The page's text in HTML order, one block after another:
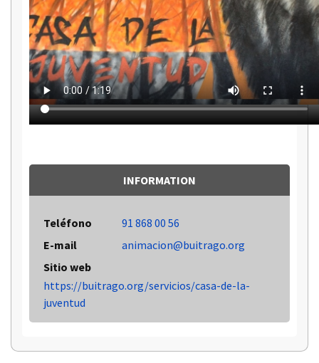
INFORMATION
Teléfono
91 868 00 56
E-mail
animacion@buitrago.org
Sitio web
https://buitrago.org/servicios/casa-de-la-
juventud